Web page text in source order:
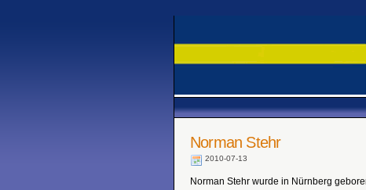
Norman Stehr
2010-07-13
Norman Stehr wurde in Nürnberg